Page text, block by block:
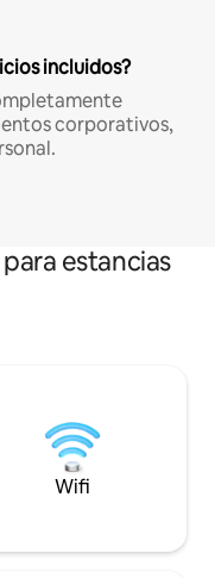
incluidos?
corporativos,
estancias
Wifi